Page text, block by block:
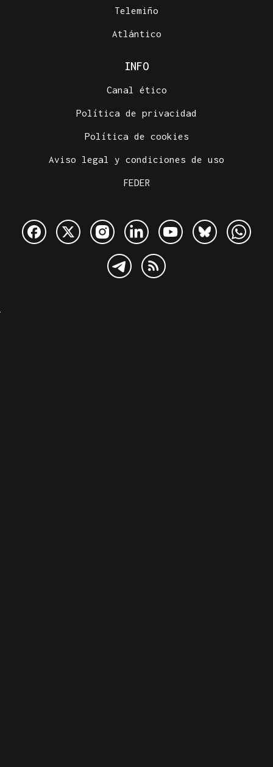
Telemiño
Atlántico
INFO
Canal ético
Política de privacidad
Política de cookies
Aviso legal y condiciones de uso
FEDER